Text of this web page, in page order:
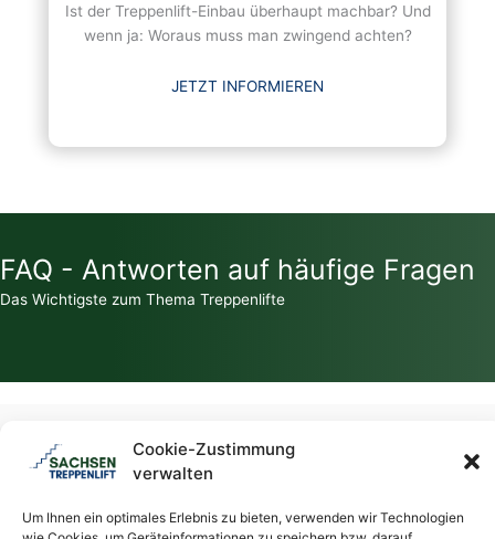
Cookie-Zustimmung
verwalten
Um Ihnen ein optimales Erlebnis zu bieten, verwenden wir Technologien
Ist der Treppenlift-Einbau überhaupt machbar? Und
wenn ja: Woraus muss man zwingend achten?
JETZT INFORMIEREN
FAQ - Antworten auf häufige Fragen
Das Wichtigste zum Thema Treppenlifte